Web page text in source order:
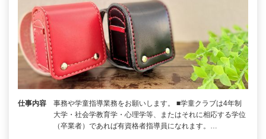
仕事内容
事務や学童指導業務をお願いします。 ■学童クラブは4年制
大学・社会学教育学・心理学等、またはそれに相応する学位
（卒業者）であれば有資格者指導員になれます。…